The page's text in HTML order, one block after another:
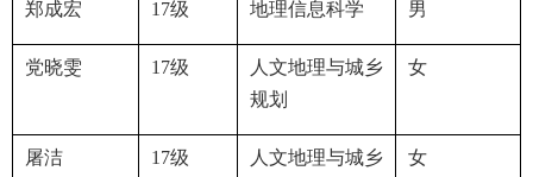
郑成宏 17级 地理信息科学 男
党晓雯 17级
人文地理与城乡
规划
女
屠洁 17级
人文地理与城乡
女